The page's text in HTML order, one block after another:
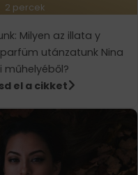
2 percek
Milyen az illata y
utánzatunk Nina
műhelyéből?
el a cikket